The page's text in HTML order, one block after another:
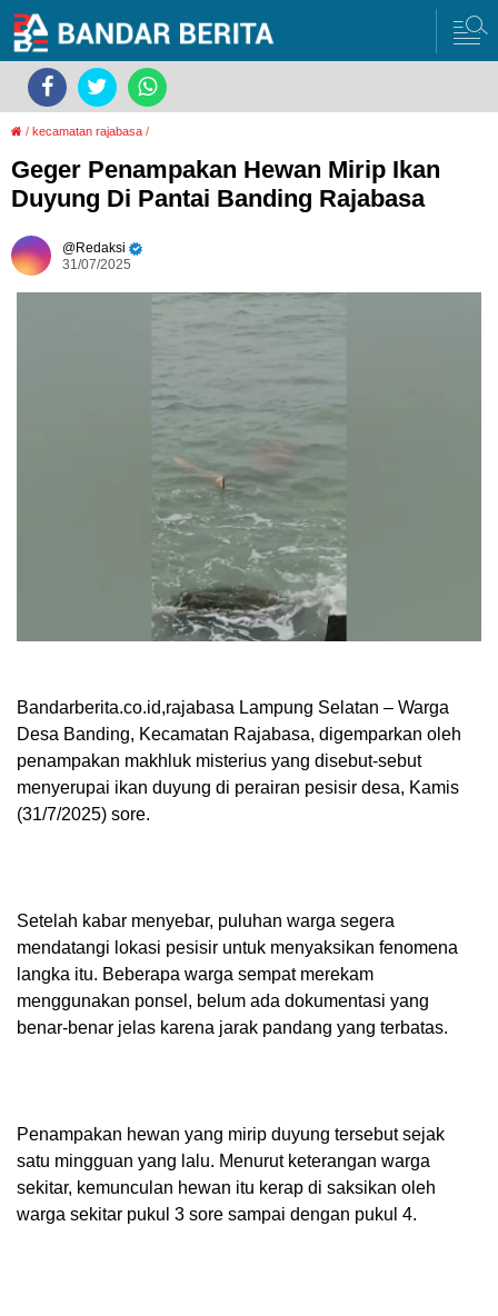
/ kecamatan rajabasa /
Geger Penampakan Hewan Mirip Ikan
Duyung Di Pantai Banding Rajabasa
Redaksi
31/07/2025
Bandarberita.co.id,rajabasa Lampung Selatan – Warga
Desa Banding, Kecamatan Rajabasa, digemparkan oleh
penampakan makhluk misterius yang disebut-sebut
menyerupai ikan duyung di perairan pesisir desa, Kamis
(31/7/2025) sore.
Setelah kabar menyebar, puluhan warga segera
mendatangi lokasi pesisir untuk menyaksikan fenomena
langka itu. Beberapa warga sempat merekam
menggunakan ponsel, belum ada dokumentasi yang
benar-benar jelas karena jarak pandang yang terbatas.
Penampakan hewan yang mirip duyung tersebut sejak
satu mingguan yang lalu. Menurut keterangan warga
sekitar, kemunculan hewan itu kerap di saksikan oleh
warga sekitar pukul 3 sore sampai dengan pukul 4.